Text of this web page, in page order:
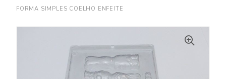
FORMA SIMPLES COELHO ENFEITE